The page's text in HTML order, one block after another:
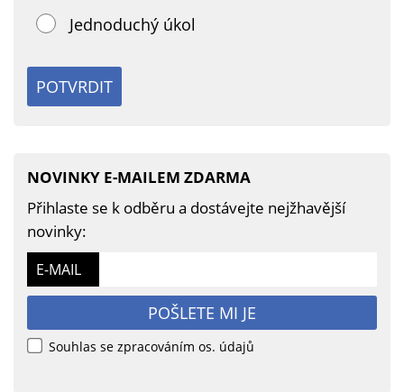
Jednoduchý úkol
POTVRDIT
NOVINKY E-MAILEM ZDARMA
Přihlaste se k odběru a dostávejte nejžhavější
novinky:
E-MAIL
POŠLETE MI JE
Souhlas se zpracováním os. údajů